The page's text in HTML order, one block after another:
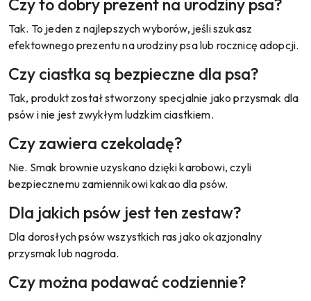
Czy to dobry prezent na urodziny psa?
Tak. To jeden z najlepszych wyborów, jeśli szukasz
efektownego prezentu na urodziny psa lub rocznicę adopcji.
Czy ciastka są bezpieczne dla psa?
Tak, produkt został stworzony specjalnie jako przysmak dla
psów i nie jest zwykłym ludzkim ciastkiem.
Czy zawiera czekoladę?
Nie. Smak brownie uzyskano dzięki karobowi, czyli
bezpiecznemu zamiennikowi kakao dla psów.
Dla jakich psów jest ten zestaw?
Dla dorosłych psów wszystkich ras jako okazjonalny
przysmak lub nagroda.
Czy można podawać codziennie?